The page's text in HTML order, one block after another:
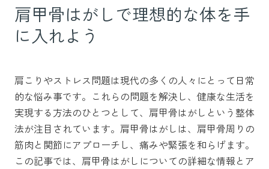
肩甲骨はがしで理想的な体を手
に入れよう
肩こりやストレス問題は現代の多くの人々にとって日常
的な悩み事です。これらの問題を解決し、健康な生活を
実現する方法のひとつとして、肩甲骨はがしという整体
法が注目されています。肩甲骨はがしは、肩甲骨周りの
筋肉と関節にアプローチし、痛みや緊張を和らげます。
この記事では、肩甲骨はがしについての詳細な情報とア